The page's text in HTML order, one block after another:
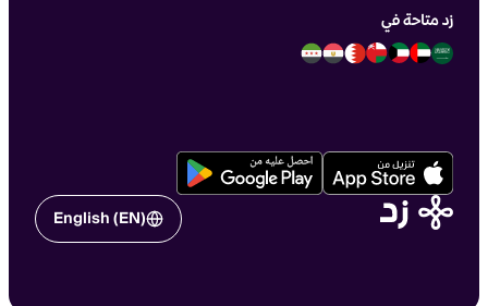
زد متاحة في
English (EN)